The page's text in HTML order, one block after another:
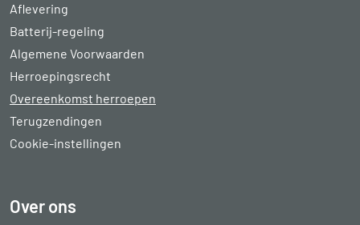
Aflevering
Batterij-regeling
Algemene Voorwaarden
Herroepingsrecht
Overeenkomst herroepen
Terugzendingen
Cookie-instellingen
Over ons